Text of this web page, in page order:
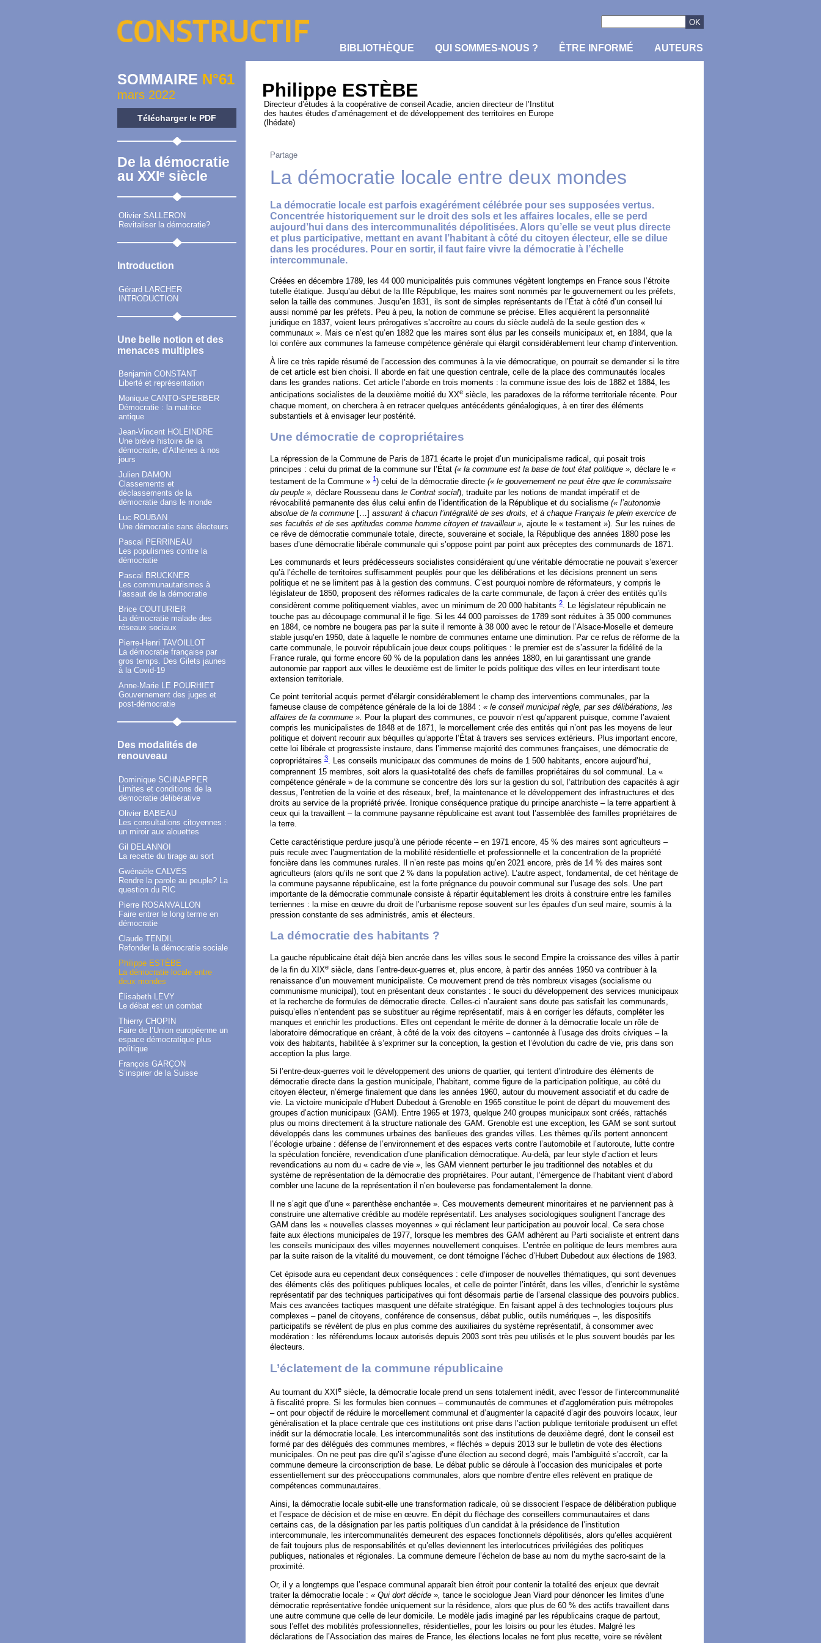
BIBLIOTHÈQUE QUI SOMMES-NOUS ? ÊTRE INFORMÉ AUTEURS
SOMMAIRE N°61
mars 2022
Télécharger le PDF
De la démocratie
au XXIᵉ siècle
Olivier SALLERON
Revitaliser la démocratie?
Introduction
Gérard LARCHER
INTRODUCTION
Une belle notion et des
menaces multiples
Benjamin CONSTANT
Liberté et représentation
Monique CANTO-SPERBER
Démocratie : la matrice
antique
Jean-Vincent HOLEINDRE
Une brève histoire de la
démocratie, d’Athènes à nos
jours
Julien DAMON
Classements et
déclassements de la
démocratie dans le monde
Luc ROUBAN
Une démocratie sans électeurs
Pascal PERRINEAU
Les populismes contre la
démocratie
Pascal BRUCKNER
Les communautarismes à
l’assaut de la démocratie
Brice COUTURIER
La démocratie malade des
réseaux sociaux
Pierre-Henri TAVOILLOT
La démocratie française par
gros temps. Des Gilets jaunes
à la Covid-19
Anne-Marie LE POURHIET
Gouvernement des juges et
post-démocratie
Des modalités de
renouveau
Dominique SCHNAPPER
Limites et conditions de la
démocratie délibérative
Olivier BABEAU
Les consultations citoyennes :
un miroir aux alouettes
Gil DELANNOI
La recette du tirage au sort
Gwénaële CALVÈS
Rendre la parole au peuple? La
question du RIC
Pierre ROSANVALLON
Faire entrer le long terme en
démocratie
Claude TENDIL
Refonder la démocratie sociale
Philippe ESTÈBE
La démocratie locale entre
deux mondes
Élisabeth LÉVY
Le débat est un combat
Thierry CHOPIN
Faire de l’Union européenne un
espace démocratique plus
politique
François GARÇON
S’inspirer de la Suisse
Philippe ESTÈBE
Directeur d’études à la coopérative de conseil Acadie, ancien directeur de l’Institut
des hautes études d’aménagement et de développement des territoires en Europe
(Ihédate)
Partage
La démocratie locale entre deux mondes
La démocratie locale est parfois exagérément célébrée pour ses supposées vertus.
Concentrée historiquement sur le droit des sols et les affaires locales, elle se perd
aujourd’hui dans des intercommunalités dépolitisées. Alors qu’elle se veut plus directe
et plus participative, mettant en avant l’habitant à côté du citoyen électeur, elle se dilue
dans les procédures. Pour en sortir, il faut faire vivre la démocratie à l’échelle
intercommunale.
Créées en décembre 1789, les 44 000 municipalités puis communes végètent longtemps en France sous l’étroite
tutelle étatique. Jusqu’au début de la IIIe République, les maires sont nommés par le gouvernement ou les préfets,
selon la taille des communes. Jusqu’en 1831, ils sont de simples représentants de l’État à côté d’un conseil lui
aussi nommé par les préfets. Peu à peu, la notion de commune se précise. Elles acquièrent la personnalité
juridique en 1837, voient leurs prérogatives s’accroître au cours du siècle audelà de la seule gestion des «
communaux ». Mais ce n’est qu’en 1882 que les maires sont élus par les conseils municipaux et, en 1884, que la
loi confère aux communes la fameuse compétence générale qui élargit considérablement leur champ d’intervention.
À lire ce très rapide résumé de l’accession des communes à la vie démocratique, on pourrait se demander si le titre
de cet article est bien choisi. Il aborde en fait une question centrale, celle de la place des communautés locales
dans les grandes nations. Cet article l’aborde en trois moments : la commune issue des lois de 1882 et 1884, les
anticipations socialistes de la deuxième moitié du XXe siècle, les paradoxes de la réforme territoriale récente. Pour
chaque moment, on cherchera à en retracer quelques antécédents généalogiques, à en tirer des éléments
substantiels et à envisager leur postérité.
Une démocratie de copropriétaires
La répression de la Commune de Paris de 1871 écarte le projet d’un municipalisme radical, qui posait trois
principes : celui du primat de la commune sur l’État (« la commune est la base de tout état politique », déclare le «
testament de la Commune » 1 ) celui de la démocratie directe (« le gouvernement ne peut être que le commissaire
du peuple », déclare Rousseau dans le Contrat social), traduite par les notions de mandat impératif et de
révocabilité permanente des élus celui enfin de l’identification de la République et du socialisme (« l’autonomie
absolue de la commune […] assurant à chacun l’intégralité de ses droits, et à chaque Français le plein exercice de
ses facultés et de ses aptitudes comme homme citoyen et travailleur », ajoute le « testament »). Sur les ruines de
ce rêve de démocratie communale totale, directe, souveraine et sociale, la République des années 1880 pose les
bases d’une démocratie libérale communale qui s’oppose point par point aux préceptes des communards de 1871.
Les communards et leurs prédécesseurs socialistes considéraient qu’une véritable démocratie ne pouvait s’exercer
qu’à l’échelle de territoires suffisamment peuplés pour que les délibérations et les décisions prennent un sens
politique et ne se limitent pas à la gestion des communs. C’est pourquoi nombre de réformateurs, y compris le
législateur de 1850, proposent des réformes radicales de la carte communale, de façon à créer des entités qu’ils
considèrent comme politiquement viables, avec un minimum de 20 000 habitants 2. Le législateur républicain ne
touche pas au découpage communal il le fige. Si les 44 000 paroisses de 1789 sont réduites à 35 000 communes
en 1884, ce nombre ne bougera pas par la suite il remonte à 38 000 avec le retour de l’Alsace-Moselle et demeure
stable jusqu’en 1950, date à laquelle le nombre de communes entame une diminution. Par ce refus de réforme de la
carte communale, le pouvoir républicain joue deux coups politiques : le premier est de s’assurer la fidélité de la
France rurale, qui forme encore 60 % de la population dans les années 1880, en lui garantissant une grande
autonomie par rapport aux villes le deuxième est de limiter le poids politique des villes en leur interdisant toute
extension territoriale.
Ce point territorial acquis permet d’élargir considérablement le champ des interventions communales, par la
fameuse clause de compétence générale de la loi de 1884 : « le conseil municipal règle, par ses délibérations, les
affaires de la commune ». Pour la plupart des communes, ce pouvoir n’est qu’apparent puisque, comme l’avaient
compris les municipalistes de 1848 et de 1871, le morcellement crée des entités qui n’ont pas les moyens de leur
politique et doivent recourir aux béquilles qu’apporte l’État à travers ses services extérieurs. Plus important encore,
cette loi libérale et progressiste instaure, dans l’immense majorité des communes françaises, une démocratie de
copropriétaires 3. Les conseils municipaux des communes de moins de 1 500 habitants, encore aujourd’hui,
comprennent 15 membres, soit alors la quasi-totalité des chefs de familles propriétaires du sol communal. La «
compétence générale » de la commune se concentre dès lors sur la gestion du sol, l’attribution des capacités à agir
dessus, l’entretien de la voirie et des réseaux, bref, la maintenance et le développement des infrastructures et des
droits au service de la propriété privée. Ironique conséquence pratique du principe anarchiste – la terre appartient à
ceux qui la travaillent – la commune paysanne républicaine est avant tout l’assemblée des familles propriétaires de
la terre.
Cette caractéristique perdure jusqu’à une période récente – en 1971 encore, 45 % des maires sont agriculteurs –
puis recule avec l’augmentation de la mobilité résidentielle et professionnelle et la concentration de la propriété
foncière dans les communes rurales. Il n’en reste pas moins qu’en 2021 encore, près de 14 % des maires sont
agriculteurs (alors qu’ils ne sont que 2 % dans la population active). L’autre aspect, fondamental, de cet héritage de
la commune paysanne républicaine, est la forte prégnance du pouvoir communal sur l’usage des sols. Une part
importante de la démocratie communale consiste à répartir équitablement les droits à construire entre les familles
terriennes : la mise en œuvre du droit de l’urbanisme repose souvent sur les épaules d’un seul maire, soumis à la
pression constante de ses administrés, amis et électeurs.
La démocratie des habitants ?
La gauche républicaine était déjà bien ancrée dans les villes sous le second Empire la croissance des villes à partir
de la fin du XIXe siècle, dans l’entre-deux-guerres et, plus encore, à partir des années 1950 va contribuer à la
renaissance d’un mouvement municipaliste. Ce mouvement prend de très nombreux visages (socialisme ou
communisme municipal), tout en présentant deux constantes : le souci du développement des services municipaux
et la recherche de formules de démocratie directe. Celles-ci n’auraient sans doute pas satisfait les communards,
puisqu’elles n’entendent pas se substituer au régime représentatif, mais à en corriger les défauts, compléter les
manques et enrichir les productions. Elles ont cependant le mérite de donner à la démocratie locale un rôle de
laboratoire démocratique en créant, à côté de la voix des citoyens – cantonnée à l’usage des droits civiques – la
voix des habitants, habilitée à s’exprimer sur la conception, la gestion et l’évolution du cadre de vie, pris dans son
acception la plus large.
Si l’entre-deux-guerres voit le développement des unions de quartier, qui tentent d’introduire des éléments de
démocratie directe dans la gestion municipale, l’habitant, comme figure de la participation politique, au côté du
citoyen électeur, n’émerge finalement que dans les années 1960, autour du mouvement associatif et du cadre de
vie. La victoire municipale d’Hubert Dubedout à Grenoble en 1965 constitue le point de départ du mouvement des
groupes d’action municipaux (GAM). Entre 1965 et 1973, quelque 240 groupes municipaux sont créés, rattachés
plus ou moins directement à la structure nationale des GAM. Grenoble est une exception, les GAM se sont surtout
développés dans les communes urbaines des banlieues des grandes villes. Les thèmes qu’ils portent annoncent
l’écologie urbaine : défense de l’environnement et des espaces verts contre l’automobile et l’autoroute, lutte contre
la spéculation foncière, revendication d’une planification démocratique. Au-delà, par leur style d’action et leurs
revendications au nom du « cadre de vie », les GAM viennent perturber le jeu traditionnel des notables et du
système de représentation de la démocratie des propriétaires. Pour autant, l’émergence de l’habitant vient d’abord
combler une lacune de la représentation il n’en bouleverse pas fondamentalement la donne.
Il ne s’agit que d’une « parenthèse enchantée ». Ces mouvements demeurent minoritaires et ne parviennent pas à
construire une alternative crédible au modèle représentatif. Les analyses sociologiques soulignent l’ancrage des
GAM dans les « nouvelles classes moyennes » qui réclament leur participation au pouvoir local. Ce sera chose
faite aux élections municipales de 1977, lorsque les membres des GAM adhèrent au Parti socialiste et entrent dans
les conseils municipaux des villes moyennes nouvellement conquises. L’entrée en politique de leurs membres aura
par la suite raison de la vitalité du mouvement, ce dont témoigne l’échec d’Hubert Dubedout aux élections de 1983.
Cet épisode aura eu cependant deux conséquences : celle d’imposer de nouvelles thématiques, qui sont devenues
des éléments clés des politiques publiques locales, et celle de pointer l’intérêt, dans les villes, d’enrichir le système
représentatif par des techniques participatives qui font désormais partie de l’arsenal classique des pouvoirs publics.
Mais ces avancées tactiques masquent une défaite stratégique. En faisant appel à des technologies toujours plus
complexes – panel de citoyens, conférence de consensus, débat public, outils numériques –, les dispositifs
participatifs se révèlent de plus en plus comme des auxiliaires du système représentatif, à consommer avec
modération : les référendums locaux autorisés depuis 2003 sont très peu utilisés et le plus souvent boudés par les
électeurs.
L’éclatement de la commune républicaine
Au tournant du XXI e siècle, la démocratie locale prend un sens totalement inédit, avec l’essor de l’intercommunalité
à fiscalité propre. Si les formules bien connues – communautés de communes et d’agglomération puis métropoles
– ont pour objectif de réduire le morcellement communal et d’augmenter la capacité d’agir des pouvoirs locaux, leur
généralisation et la place centrale que ces institutions ont prise dans l’action publique territoriale produisent un effet
inédit sur la démocratie locale. Les intercommunalités sont des institutions de deuxième degré, dont le conseil est
formé par des délégués des communes membres, « fléchés » depuis 2013 sur le bulletin de vote des élections
municipales. On ne peut pas dire qu’il s’agisse d’une élection au second degré, mais l’ambiguïté s’accroît, car la
commune demeure la circonscription de base. Le débat public se déroule à l’occasion des municipales et porte
essentiellement sur des préoccupations communales, alors que nombre d’entre elles relèvent en pratique de
compétences communautaires.
Ainsi, la démocratie locale subit-elle une transformation radicale, où se dissocient l’espace de délibération publique
et l’espace de décision et de mise en œuvre. En dépit du fléchage des conseillers communautaires et dans
certains cas, de la désignation par les partis politiques d’un candidat à la présidence de l’institution
intercommunale, les intercommunalités demeurent des espaces fonctionnels dépolitisés, alors qu’elles acquièrent
de fait toujours plus de responsabilités et qu’elles deviennent les interlocutrices privilégiées des politiques
publiques, nationales et régionales. La commune demeure l’échelon de base au nom du mythe sacro-saint de la
proximité.
Or, il y a longtemps que l’espace communal apparaît bien étroit pour contenir la totalité des enjeux que devrait
traiter la démocratie locale : « Qui dort décide », tance le sociologue Jean Viard pour dénoncer les limites d’une
démocratie représentative fondée uniquement sur la résidence, alors que plus de 60 % des actifs travaillent dans
une autre commune que celle de leur domicile. Le modèle jadis imaginé par les républicains craque de partout,
sous l’effet des mobilités professionnelles, résidentielles, pour les loisirs ou pour les études. Malgré les
déclarations de l’Association des maires de France, les élections locales ne font plus recette, voire se révèlent